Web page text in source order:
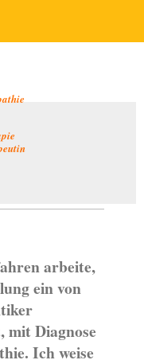
arbeite,
ein von
mit Diagnose
Ich weise